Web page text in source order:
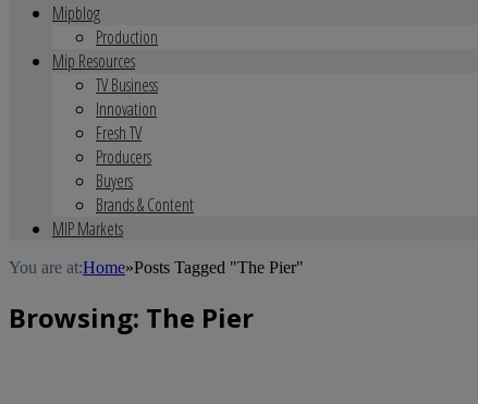
Mipblog
Production
Mip Resources
TV Business
Innovation
Fresh TV
Producers
Buyers
Brands & Content
MIP Markets
You are at:Home»Posts Tagged "The Pier"
Browsing: The Pier